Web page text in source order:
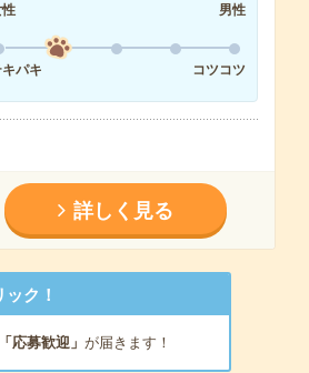
男性
パキ
コツコツ
詳しく見る
ク！
応募歓迎」 が届きます！